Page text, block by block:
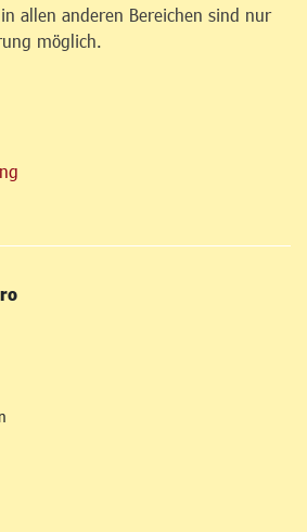
allen anderen Bereichen sind nur
möglich.